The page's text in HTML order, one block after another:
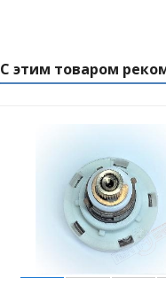
С этим товаром